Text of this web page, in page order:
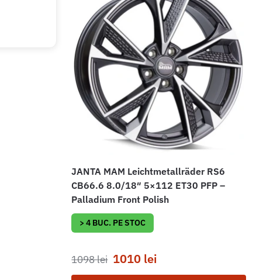
JANTA MAM Leichtmetallräder RS6
CB66.6 8.0/18″ 5×112 ET30 PFP –
Palladium Front Polish
> 4 BUC. PE STOC
1098lei 1010 lei